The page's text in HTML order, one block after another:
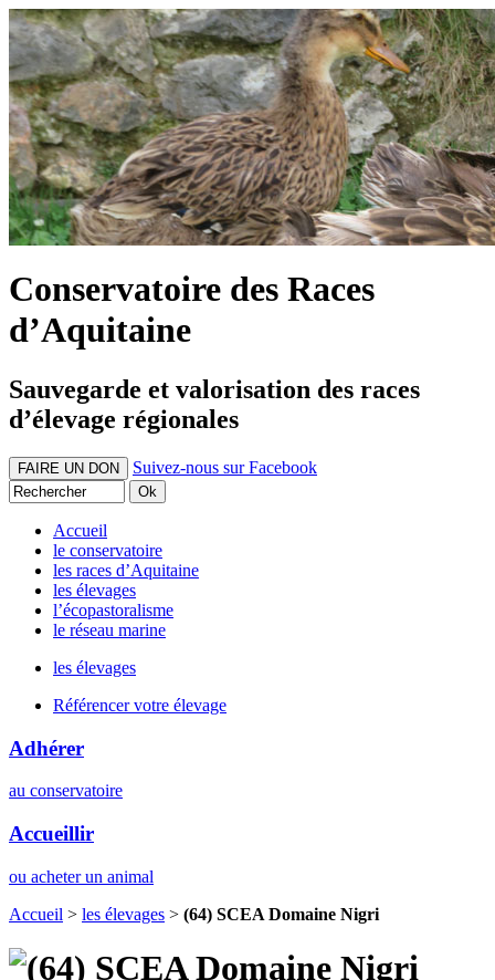
Conservatoire des Races
d’Aquitaine
Sauvegarde et valorisation des races
d’élevage régionales
FAIRE UN DON Suivez-nous sur Facebook
Accueil
le conservatoire
les races d’Aquitaine
les élevages
l’écopastoralisme
le réseau marine
les élevages
Référencer votre élevage
Adhérer
au conservatoire
Accueillir
ou acheter un animal
Accueil > les élevages > (64) SCEA Domaine Nigri